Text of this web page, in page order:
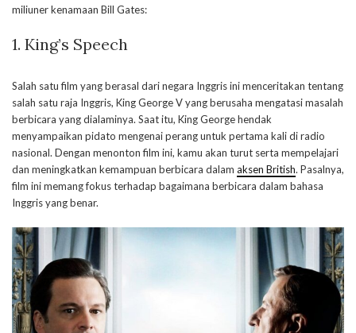
miliuner kenamaan Bill Gates:
1. King’s Speech
Salah satu film yang berasal dari negara Inggris ini menceritakan tentang
salah satu raja Inggris, King George V yang berusaha mengatasi masalah
berbicara yang dialaminya. Saat itu, King George hendak
menyampaikan pidato mengenai perang untuk pertama kali di radio
nasional. Dengan menonton film ini, kamu akan turut serta mempelajari
dan meningkatkan kemampuan berbicara dalam aksen British. Pasalnya,
film ini memang fokus terhadap bagaimana berbicara dalam bahasa
Inggris yang benar.